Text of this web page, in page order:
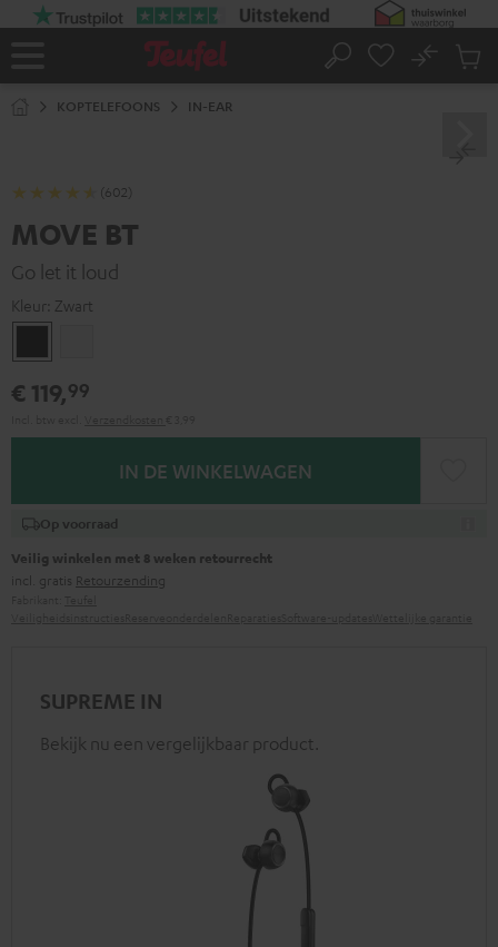
Home
Zoeken
No
KOPTELEFOONS IN-EAR
(602)
MOVE BT
Go let it loud
Kleur: Zwart
€ 119,99
IN DE WINKELWAGEN
Op voorraad
Veilig winkelen met 8 weken retourrecht
incl. gratis Retourzending
SUPREME IN
Bekijk nu een vergelijkbaar product.